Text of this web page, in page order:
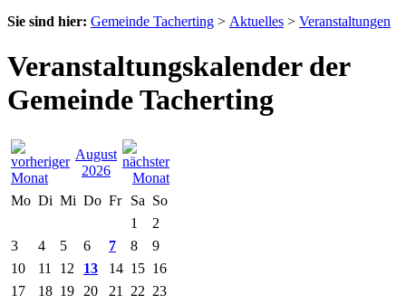
Sie sind hier: Gemeinde Tacherting > Aktuelles > Veranstaltungen
Veranstaltungskalender der
Gemeinde Tacherting
August
2026
Mo Di Mi Do Fr Sa So
1
2
3
4 5 6 7 8
9
10
11 12 13 14 15 16
17
18 19 20 21 22 23